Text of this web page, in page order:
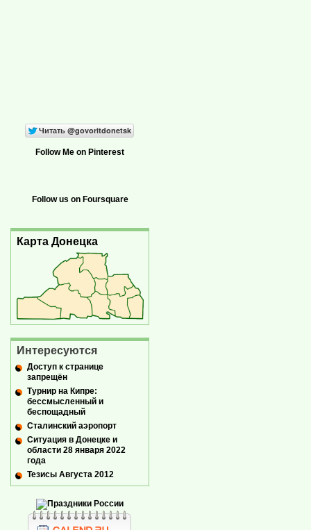
Follow Me on Pinterest
Follow us on Foursquare
Карта Донецка
Интересуются
Доступ к странице
запрещён
Турнир на Кипре:
бессмысленный и
беспощадный
Сталинский аэропорт
Ситуация в Донецке и
области 28 января 2022
года
Тезисы Августа 2012